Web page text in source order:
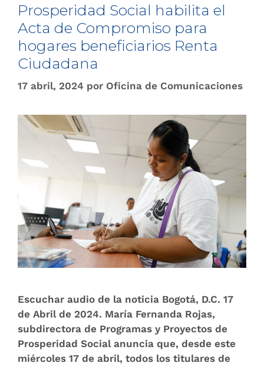
Prosperidad Social habilita el
Acta de Compromiso para
hogares beneficiarios Renta
Ciudadana
17 abril, 2024 por Oficina de Comunicaciones
Escuchar audio de la noticia Bogotá, D.C. 17
de Abril de 2024. María Fernanda Rojas,
subdirectora de Programas y Proyectos de
Prosperidad Social anuncia que, desde este
miércoles 17 de abril, todos los titulares de